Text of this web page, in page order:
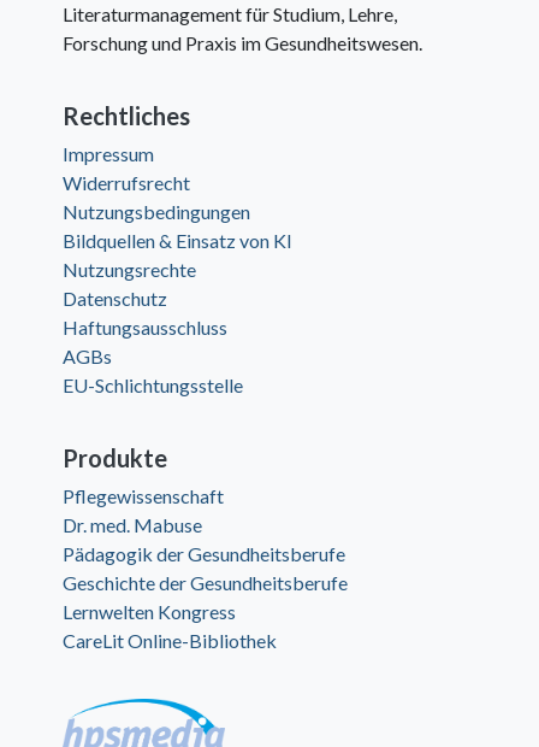
Literaturmanagement für Studium, Lehre,
Forschung und Praxis im Gesundheitswesen.
Rechtliches
Impressum
Widerrufsrecht
Nutzungsbedingungen
Bildquellen & Einsatz von KI
Nutzungsrechte
Datenschutz
Haftungsausschluss
AGBs
EU-Schlichtungsstelle
Produkte
Pflegewissenschaft
Dr. med. Mabuse
Pädagogik der Gesundheitsberufe
Geschichte der Gesundheitsberufe
Lernwelten Kongress
CareLit Online-Bibliothek